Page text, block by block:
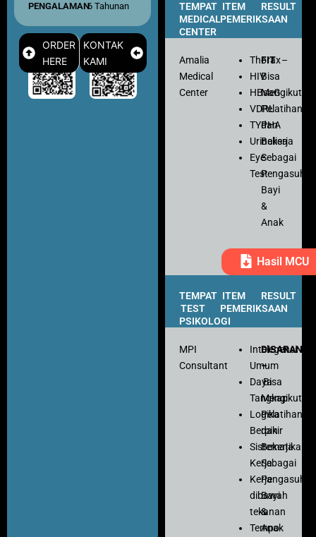
PENGALAMAN: 6 Tahunan
ORDER
HERE
KONTAK
KAMI
TEMPAT
MEDICAL
CENTER
ITEM
PEMERIKSAAN
RESULT
Amalia
Medical
Center
Thorax
HIV
HBsaG
VDRL
TYPHA
Urinalisa
Eye
Test
FIT–
Bisa
Mengikuti
Pelatihan
dan
Bekerja
Sebagai
Pengasuh
Bayi
&
Anak
Hasil MCU
TEMPAT
TEST
PSIKOLOGI
ITEM
PEMERIKSAAN
RESULT
MPI
Consultant
Intelegensi
Umum
Daya
Tangkap
Logika
Berpikir
Sistematika
Kerja
Kerja
dibawah
tekanan
Tempo
–
Bisa
Mengikuti
Pelatihan
dan
Bekerja
Sebagai
Pengasuh
Bayi
&
Anak